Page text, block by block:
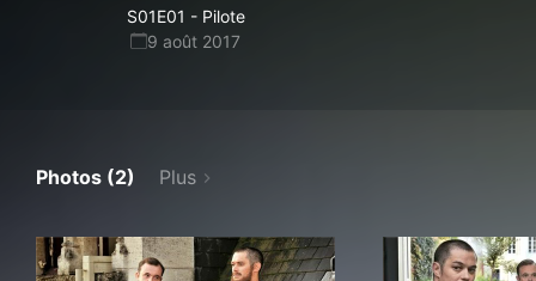
S01E01 - Pilote
9 août 2017
Photos (2) Plus